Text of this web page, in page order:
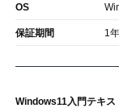
OS
保証期間 1
Windows11入門テキス